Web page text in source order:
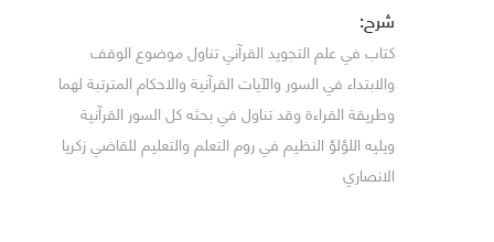
شرح:
كتاب في علم التجويد القرآني تناول موضوع الوقف
والابتداء في السور والآيات القرآنية والاحكام المترتبة لهما
وطريقة القراءة وقد تناول في بحثه كل السور القرآنية
ويليه اللؤلؤ النظيم في روم التعلم والتعليم للقاضي زكريا
الانصاري